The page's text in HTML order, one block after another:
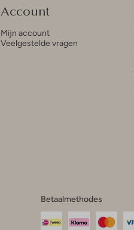
Account
Mijn account
Veelgestelde vragen
Betaalmethodes